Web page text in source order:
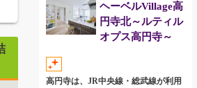
ヘーベルVillage高
円寺北～ルティル
オプス高円寺～
高円寺は、JR中央線・総武線が利用